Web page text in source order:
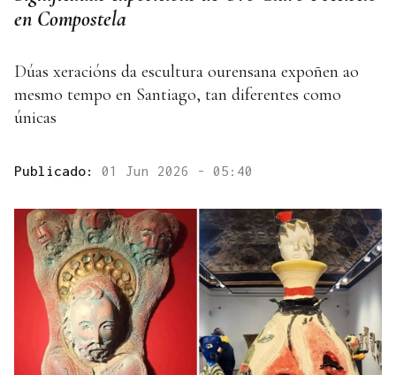
en Compostela
Dúas xeracións da escultura ourensana expoñen ao
mesmo tempo en Santiago, tan diferentes como
únicas
Publicado: 01 Jun 2026 - 05:40